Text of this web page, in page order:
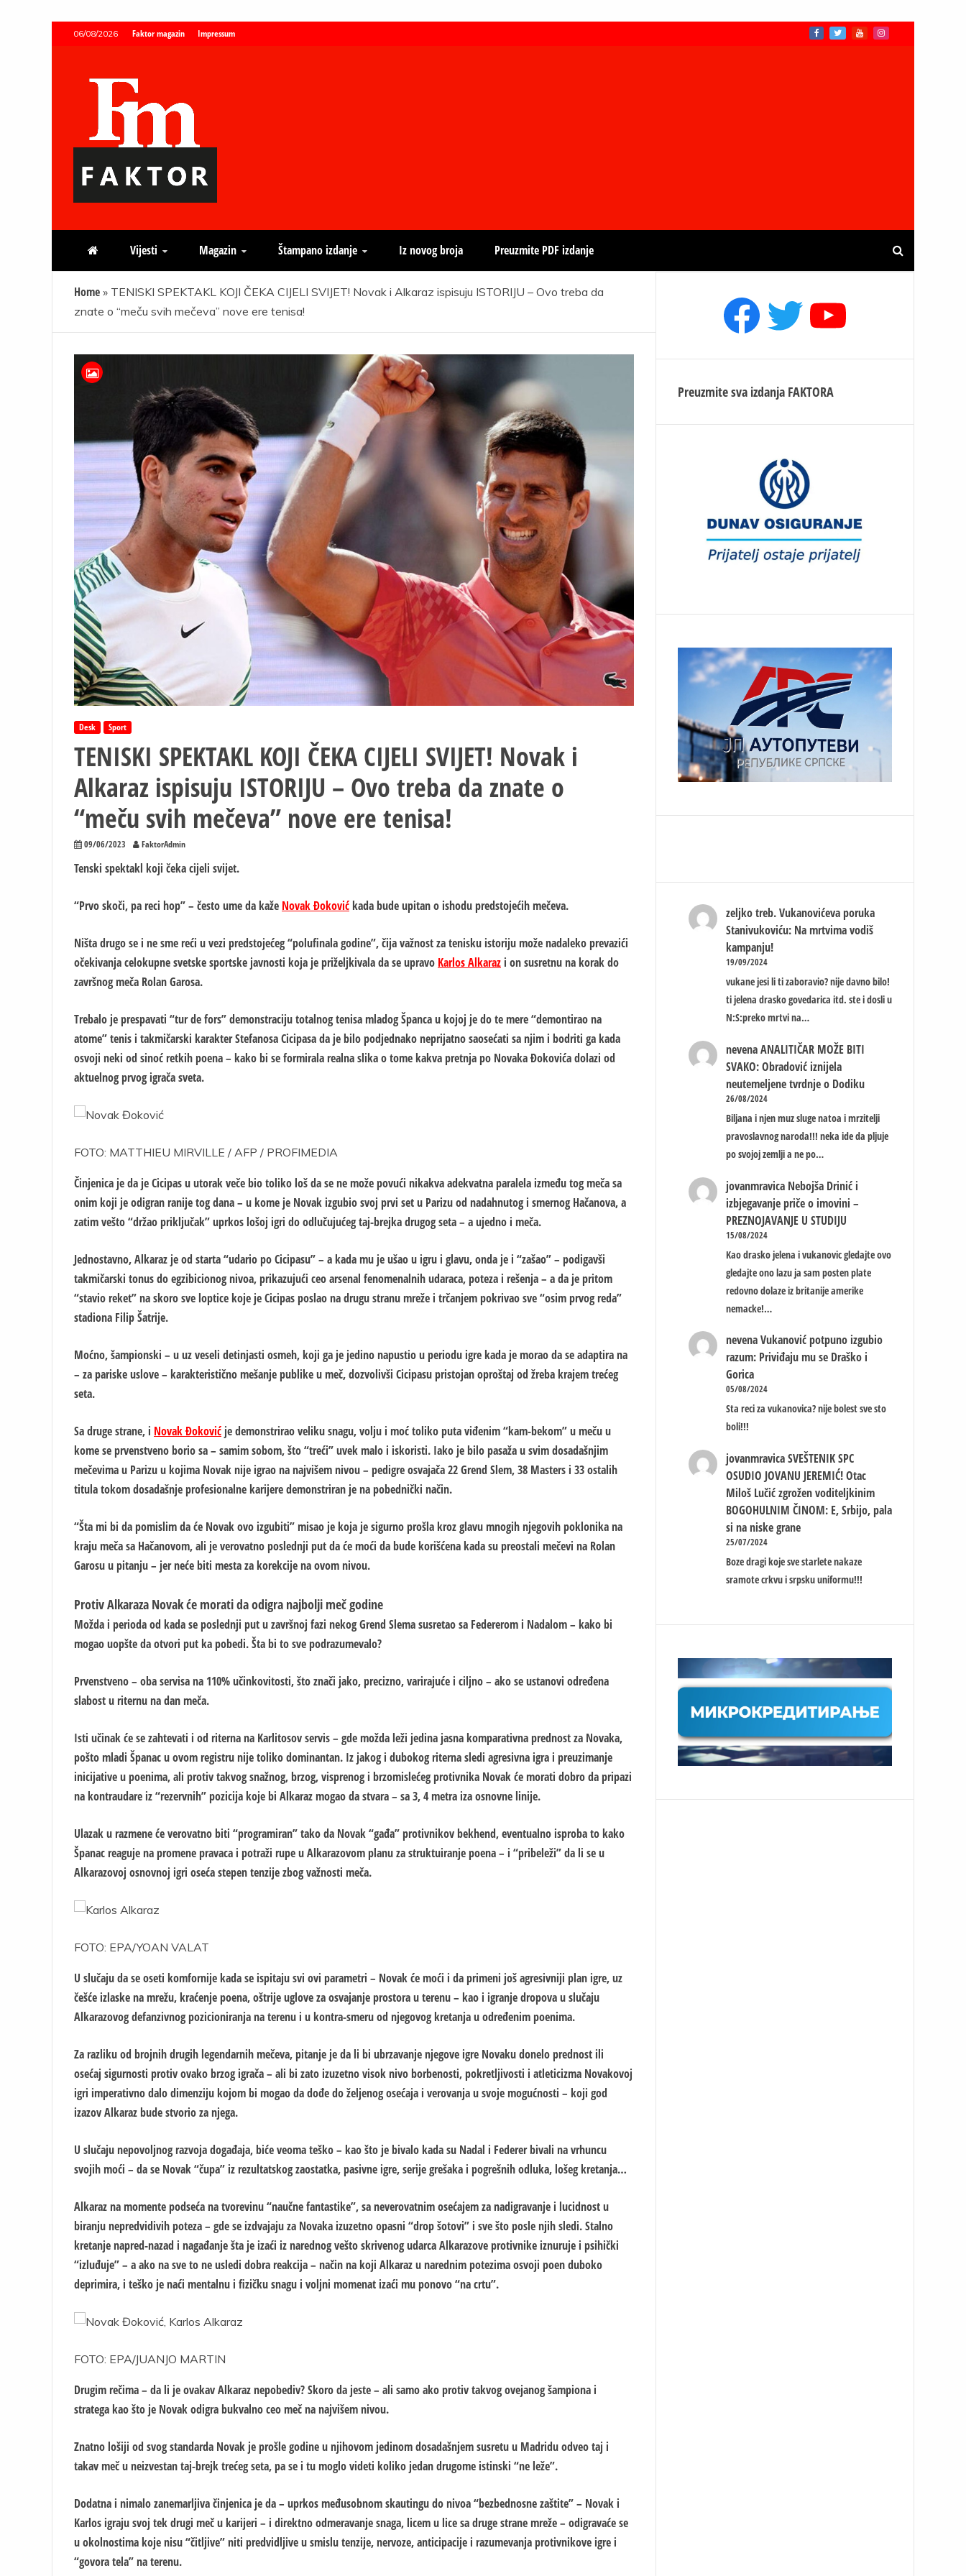
06/08/2026 Faktor magazin Impressum
Faktor magazin
Vijesti Magazin Štampano izdanje Iz novog broja Preuzmite PDF izdanje
Home » TENISKI SPEKTAKL KOJI ČEKA CIJELI SVIJET! Novak i Alkaraz ispisuju ISTORIJU – Ovo treba da
znate o “meču svih mečeva” nove ere tenisa!
Desk Sport
TENISKI SPEKTAKL KOJI ČEKA CIJELI SVIJET! Novak i
Alkaraz ispisuju ISTORIJU – Ovo treba da znate o
“meču svih mečeva” nove ere tenisa!
09/06/2023 FaktorAdmin
Tenski spektakl koji čeka cijeli svijet.
“Prvo skoči, pa reci hop” – često ume da kaže Novak Đoković kada bude upitan o ishodu predstojećih mečeva.
Ništa drugo se i ne sme reći u vezi predstojećeg “polufinala godine”, čija važnost za tenisku istoriju može nadaleko prevazići
očekivanja celokupne svetske sportske javnosti koja je priželjkivala da se upravo Karlos Alkaraz i on susretnu na korak do
završnog meča Rolan Garosa.
Trebalo je prespavati “tur de fors” demonstraciju totalnog tenisa mladog Španca u kojoj je do te mere “demontirao na
atome” tenis i takmičarski karakter Stefanosa Cicipasa da je bilo podjednako neprijatno saosećati sa njim i bodriti ga kada
osvoji neki od sinoć retkih poena – kako bi se formirala realna slika o tome kakva pretnja po Novaka Đokovića dolazi od
aktuelnog prvog igrača sveta.
FOTO: MATTHIEU MIRVILLE / AFP / PROFIMEDIA
Činjenica je da je Cicipas u utorak veče bio toliko loš da se ne može povući nikakva adekvatna paralela između tog meča sa
onim koji je odigran ranije tog dana – u kome je Novak izgubio svoj prvi set u Parizu od nadahnutog i smernog Hačanova, a
zatim vešto “držao priključak” uprkos lošoj igri do odlučujućeg taj-brejka drugog seta – a ujedno i meča.
Jednostavno, Alkaraz je od starta “udario po Cicipasu” – a kada mu je ušao u igru i glavu, onda je i “zašao” – podigavši
takmičarski tonus do egzibicionog nivoa, prikazujući ceo arsenal fenomenalnih udaraca, poteza i rešenja – a da je pritom
“stavio reket” na skoro sve loptice koje je Cicipas poslao na drugu stranu mreže i trčanjem pokrivao sve “osim prvog reda”
stadiona Filip Šatrije.
Moćno, šampionski – u uz veseli detinjasti osmeh, koji ga je jedino napustio u periodu igre kada je morao da se adaptira na
– za pariske uslove – karakteristično mešanje publike u meč, dozvolivši Cicipasu pristojan oproštaj od žreba krajem trećeg
seta.
Sa druge strane, i Novak Đoković je demonstrirao veliku snagu, volju i moć toliko puta viđenim “kam-bekom” u meču u
kome se prvenstveno borio sa – samim sobom, što “treći” uvek malo i iskoristi. Iako je bilo pasaža u svim dosadašnjim
mečevima u Parizu u kojima Novak nije igrao na najvišem nivou – pedigre osvajača 22 Grend Slem, 38 Masters i 33 ostalih
titula tokom dosadašnje profesionalne karijere demonstriran je na pobednički način.
“Šta mi bi da pomislim da će Novak ovo izgubiti” misao je koja je sigurno prošla kroz glavu mnogih njegovih poklonika na
kraju meča sa Hačanovom, ali je verovatno poslednji put da će moći da bude korišćena kada su preostali mečevi na Rolan
Garosu u pitanju – jer neće biti mesta za korekcije na ovom nivou.
Protiv Alkaraza Novak će morati da odigra najbolji meč godine
Možda i perioda od kada se poslednji put u završnoj fazi nekog Grend Slema susretao sa Federerom i Nadalom – kako bi
mogao uopšte da otvori put ka pobedi. Šta bi to sve podrazumevalo?
Prvenstveno – oba servisa na 110% učinkovitosti, što znači jako, precizno, varirajuće i ciljno – ako se ustanovi određena
slabost u riternu na dan meča.
Isti učinak će se zahtevati i od riterna na Karlitosov servis – gde možda leži jedina jasna komparativna prednost za Novaka,
pošto mladi Španac u ovom registru nije toliko dominantan. Iz jakog i dubokog riterna sledi agresivna igra i preuzimanje
inicijative u poenima, ali protiv takvog snažnog, brzog, visprenog i brzomislećeg protivnika Novak će morati dobro da pripazi
na kontraudare iz “rezervnih” pozicija koje bi Alkaraz mogao da stvara – sa 3, 4 metra iza osnovne linije.
Ulazak u razmene će verovatno biti “programiran” tako da Novak “gađa” protivnikov bekhend, eventualno isproba to kako
Španac reaguje na promene pravaca i potraži rupe u Alkarazovom planu za struktuiranje poena – i “pribeleži” da li se u
Alkarazovoj osnovnoj igri oseća stepen tenzije zbog važnosti meča.
FOTO: EPA/YOAN VALAT
U slučaju da se oseti komfornije kada se ispitaju svi ovi parametri – Novak će moći i da primeni još agresivniji plan igre, uz
češće izlaske na mrežu, kraćenje poena, oštrije uglove za osvajanje prostora u terenu – kao i igranje dropova u slučaju
Alkarazovog defanzivnog pozicioniranja na terenu i u kontra-smeru od njegovog kretanja u određenim poenima.
Za razliku od brojnih drugih legendarnih mečeva, pitanje je da li bi ubrzavanje njegove igre Novaku donelo prednost ili
osećaj sigurnosti protiv ovako brzog igrača – ali bi zato izuzetno visok nivo borbenosti, pokretljivosti i atleticizma Novakovoj
igri imperativno dalo dimenziju kojom bi mogao da dođe do željenog osećaja i verovanja u svoje mogućnosti – koji god
izazov Alkaraz bude stvorio za njega.
U slučaju nepovoljnog razvoja događaja, biće veoma teško – kao što je bivalo kada su Nadal i Federer bivali na vrhuncu
svojih moći – da se Novak “čupa” iz rezultatskog zaostatka, pasivne igre, serije grešaka i pogrešnih odluka, lošeg kretanja…
Alkaraz na momente podseća na tvorevinu “naučne fantastike”, sa neverovatnim osećajem za nadigravanje i lucidnost u
biranju nepredvidivih poteza – gde se izdvajaju za Novaka izuzetno opasni “drop šotovi” i sve što posle njih sledi. Stalno
kretanje napred-nazad i nagađanje šta je izaći iz narednog vešto skrivenog udarca Alkarazove protivnike iznuruje i psihički
“izluđuje” – a ako na sve to ne usledi dobra reakcija – način na koji Alkaraz u narednim potezima osvoji poen duboko
deprimira, i teško je naći mentalnu i fizičku snagu i voljni momenat izaći mu ponovo “na crtu”.
FOTO: EPA/JUANJO MARTIN
Drugim rečima – da li je ovakav Alkaraz nepobediv? Skoro da jeste – ali samo ako protiv takvog ovejanog šampiona i
stratega kao što je Novak odigra bukvalno ceo meč na najvišem nivou.
Znatno lošiji od svog standarda Novak je prošle godine u njihovom jedinom dosadašnjem susretu u Madridu odveo taj i
takav meč u neizvestan taj-brejk trećeg seta, pa se i tu moglo videti koliko jedan drugome istinski “ne leže”.
Dodatna i nimalo zanemarljiva činjenica je da – uprkos međusobnom skautingu do nivoa “bezbednosne zaštite” – Novak i
Karlos igraju svoj tek drugi meč u karijeri – i direktno odmeravanje snaga, licem u lice sa druge strane mreže – odigravaće se
u okolnostima koje nisu “čitljive” niti predvidljive u smislu tenzije, nervoze, anticipacije i razumevanja protivnikove igre i
“govora tela” na terenu.
Facebook
TwitterYouTube
Preuzmite sva izdanja FAKTORA
zeljko treb. Vukanovićeva poruka
Stanivukoviću: Na mrtvima vodiš
kampanju!
19/09/2024
vukane jesi li ti zaboravio? nije davno bilo!
ti jelena drasko govedarica itd. ste i dosli u
N:S:preko mrtvi na…
nevena ANALITIČAR MOŽE BITI
SVAKO: Obradović iznijela
neutemeljene tvrdnje o Dodiku
26/08/2024
Biljana i njen muz sluge natoa i mrzitelji
pravoslavnog naroda!!! neka ide da pljuje
po svojoj zemlji a ne po…
jovanmravica Nebojša Drinić i
izbjegavanje priče o imovini –
PREZNOJAVANJE U STUDIJU
15/08/2024
Kao drasko jelena i vukanovic gledajte ovo
gledajte ono lazu ja sam posten plate
redovno dolaze iz britanije amerike
nemacke!…
nevena Vukanović potpuno izgubio
razum: Priviđaju mu se Draško i
Gorica
05/08/2024
Sta reci za vukanovica? nije bolest sve sto
boli!!!
jovanmravica SVEŠTENIK SPC
OSUDIO JOVANU JEREMIĆ! Otac
Miloš Lučić zgrožen voditeljkinim
BOGOHULNIM ČINOM: E, Srbijo, pala
si na niske grane
25/07/2024
Boze dragi koje sve starlete nakaze
sramote crkvu i srpsku uniformu!!!